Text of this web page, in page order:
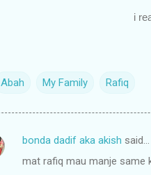
i
Abah My Family Rafiq
bonda dadif aka akish said…
mat rafiq mau manje same